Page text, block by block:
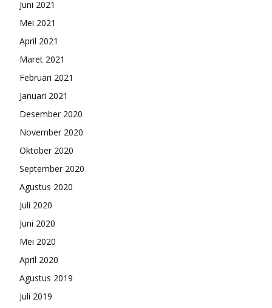
Juni 2021
Mei 2021
April 2021
Maret 2021
Februari 2021
Januari 2021
Desember 2020
November 2020
Oktober 2020
September 2020
Agustus 2020
Juli 2020
Juni 2020
Mei 2020
April 2020
Agustus 2019
Juli 2019